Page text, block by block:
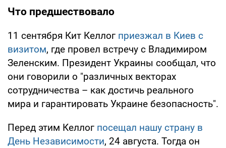
Что предшествовало
11 сентября Кит Келлог приезжал в Киев с
визитом, где провел встречу с Владимиром
Зеленским. Президент Украины сообщал, что
они говорили о "различных векторах
сотрудничества – как достичь реального
мира и гарантировать Украине безопасность".
Перед этим Келлог посещал нашу страну в
День Независимости, 24 августа. Тогда он